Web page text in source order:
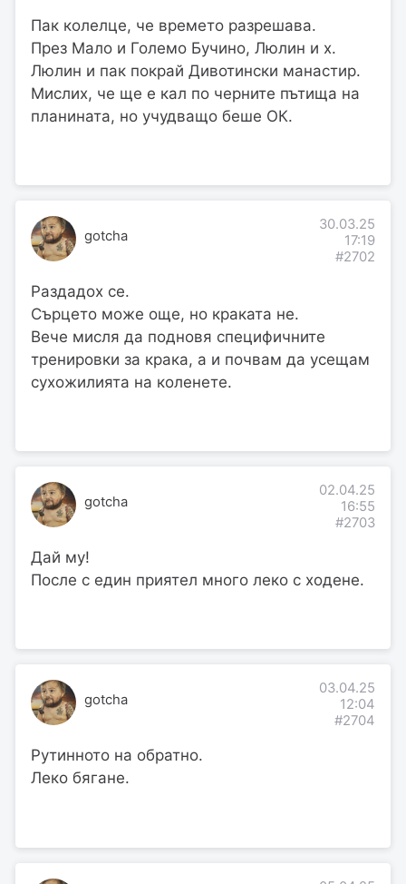
Пак колелце, че времето разрешава.
През Мало и Големо Бучино, Люлин и х.
Люлин и пак покрай Дивотински манастир.
Мислих, че ще е кал по черните пътища на
планината, но учудващо беше ОК.
gotcha
30.03.25
17:19
#2702
Раздадох се.
Сърцето може още, но краката не.
Вече мисля да подновя специфичните
тренировки за крака, а и почвам да усещам
сухожилията на коленете.
gotcha
02.04.25
16:55
#2703
Дай му!
После с един приятел много леко с ходене.
gotcha
03.04.25
12:04
#2704
Рутинното на обратно.
Леко бягане.